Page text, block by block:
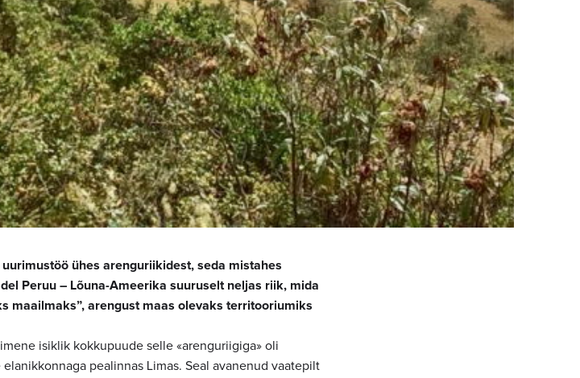
ühes arenguriikidest, seda mistahes
Peruu – Lõuna-Ameerika suuruselt neljas riik, mida
maailmaks”, arengust maas olevaks territooriumiks
isiklik kokkupuude selle «arenguriigiga» oli
pealinnas Limas. Seal avanenud vaatepilt